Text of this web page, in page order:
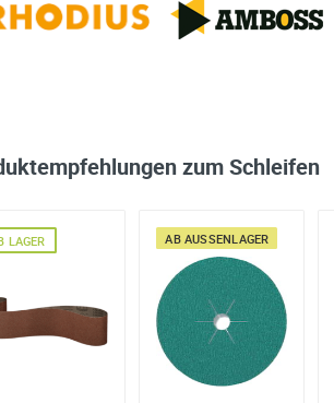
zum Schleifen
LAGER AB AUSSENLAGER